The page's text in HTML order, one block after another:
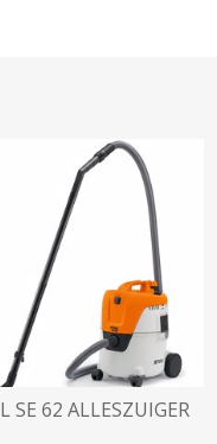
SE 62 ALLESZUIGER